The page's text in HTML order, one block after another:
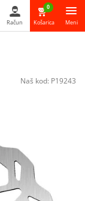
Račun
0
Košarica Meni
Naš kod: P19243